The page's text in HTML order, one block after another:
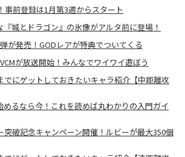
事前登録は1月第3週からスタート
城とドラゴン』の氷像がアルタ前に登場！
が発売！GODレアが特典でついてくる
が放送開始！みんなでワイワイ遊ぼう
でにゲットしておきたいキャラ紹介【中距離攻
めるなら今！これを読めば丸わかりの入門ガイ
突破記念キャンペーン開催！ルビーが最大350個